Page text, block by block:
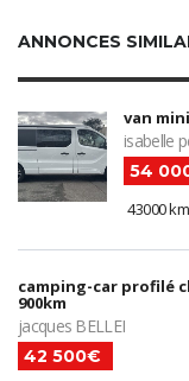
ANNONCES
van
isabelle
54
43000 km
camping-car profilé
900km
jacques BELLEI
42 500€